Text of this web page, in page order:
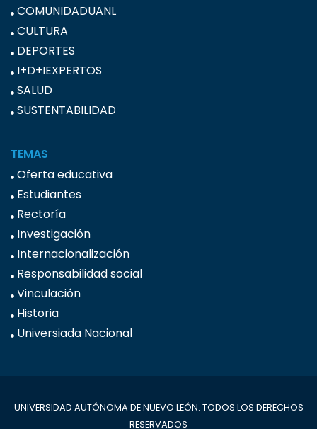
COMUNIDADUANL
CULTURA
DEPORTES
I+D+IEXPERTOS
SALUD
SUSTENTABILIDAD
TEMAS
Oferta educativa
Estudiantes
Rectoría
Investigación
Internacionalización
Responsabilidad social
Vinculación
Historia
Universiada Nacional
UNIVERSIDAD AUTÓNOMA DE NUEVO LEÓN. TODOS LOS DERECHOS
RESERVADOS